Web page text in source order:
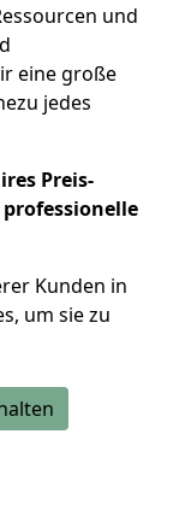
und
eine große
jedes
Preis-
Kunden in
um sie zu